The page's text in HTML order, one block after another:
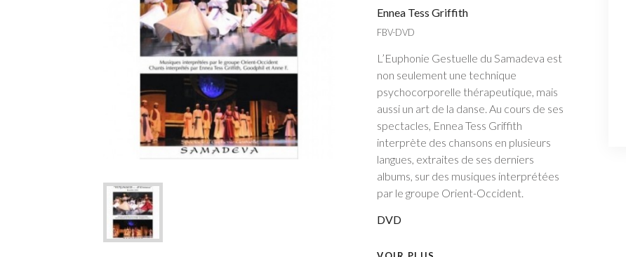
Ennea Tess Griffith
FBV-DVD
L’Euphonie Gestuelle du Samadeva est
non seulement une technique
psychocorporelle thérapeutique, mais
aussi un art de la danse. Au cours de ses
spectacles, Ennea Tess Griffith
interprète des chansons en plusieurs
langues, extraites de ses derniers
albums, sur des musiques interprétées
par le groupe Orient-Occident.
DVD